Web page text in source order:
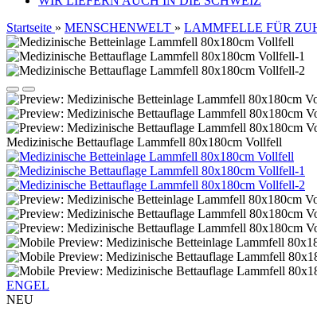
Startseite » MENSCHENWELT » LAMMFELLE FÜR
Medizinische Bettauflage Lammfell 80x180cm Vollfell
ENGEL
NEU